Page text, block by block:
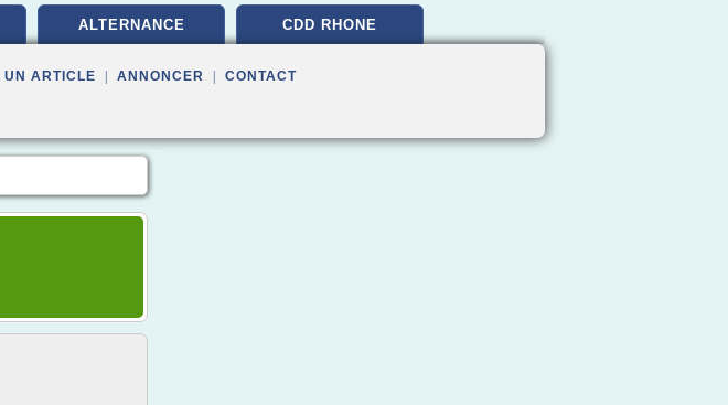
ALTERNANCE CDD RHONE
UN ARTICLE ANNONCER CONTACT